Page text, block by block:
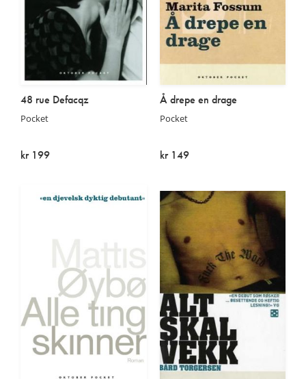
48 rue Defacqz
Pocket
kr 199
Å drepe en drage
Pocket
kr 149